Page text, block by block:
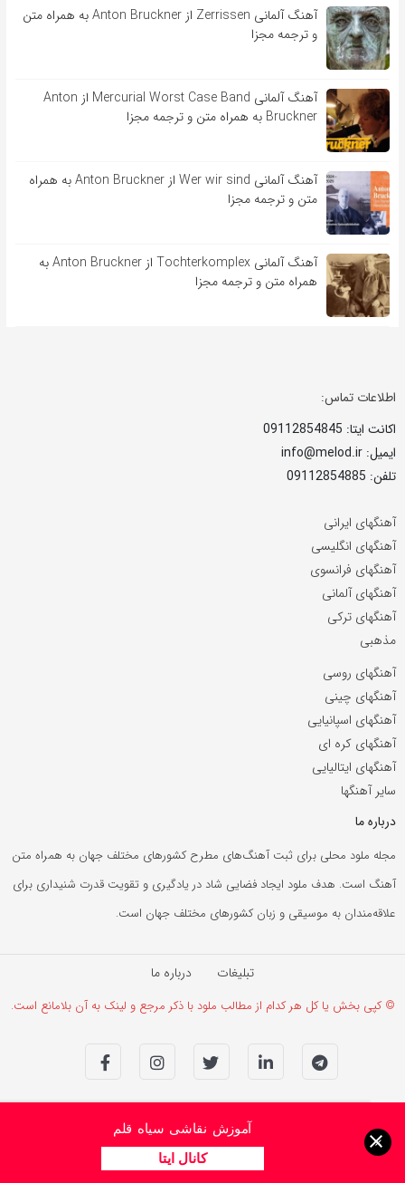
آهنگ آلمانی Zerrissen از Anton Bruckner به همراه متن
و ترجمه مجزا
آهنگ آلمانی Mercurial Worst Case Band از Anton
Bruckner به همراه متن و ترجمه مجزا
آهنگ آلمانی Wer wir sind از Anton Bruckner به همراه
متن و ترجمه مجزا
آهنگ آلمانی Tochterkomplex از Anton Bruckner به
همراه متن و ترجمه مجزا
اطلاعات تماس:
اکانت ایتا: 09112854845
ایمیل: info@melod.ir
تلفن: 09112854885
آهنگهای ایرانی
آهنگهای انگلیسی
آهنگهای فرانسوی
آهنگهای آلمانی
آهنگهای ترکی
مذهبی
آهنگهای روسی
آهنگهای چینی
آهنگهای اسپانیایی
آهنگهای کره ای
آهنگهای ایتالیایی
سایر آهنگها
درباره ما
مجله ملود محلی برای ثبت آهنگ‌های مطرح کشورهای مختلف جهان به همراه متن
آهنگ است. هدف ملود ایجاد فضایی شاد در یادگیری و تقویت قدرت شنیداری برای
علاقه‌مندان به موسیقی و زبان کشورهای مختلف جهان است.
تبلیغات درباره ما
© کپی بخش یا کل هر کدام از مطالب ملود با ذکر مرجع و لینک به آن بلامانع است.
آموزش نقاشی سیاه قلم
کانال ایتا
×